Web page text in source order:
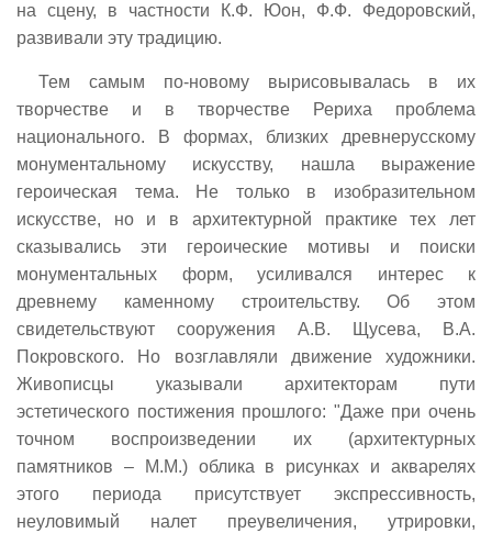
на сцену, в частности К.Ф. Юон, Ф.Ф. Федоровский,
развивали эту традицию.
Тем самым по-новому вырисовывалась в их
творчестве и в творчестве Рериха проблема
национального. В формах, близких древнерусскому
монументальному искусству, нашла выражение
героическая тема. Не только в изобразительном
искусстве, но и в архитектурной практике тех лет
сказывались эти героические мотивы и поиски
монументальных форм, усиливался интерес к
древнему каменному строительству. Об этом
свидетельствуют сооружения А.В. Щусева, В.А.
Покровского. Но возглавляли движение художники.
Живописцы указывали архитекторам пути
эстетического постижения прошлого: "Даже при очень
точном воспроизведении их (архитектурных
памятников – М.М.) облика в рисунках и акварелях
этого периода присутствует экспрессивность,
неуловимый налет преувеличения, утрировки,